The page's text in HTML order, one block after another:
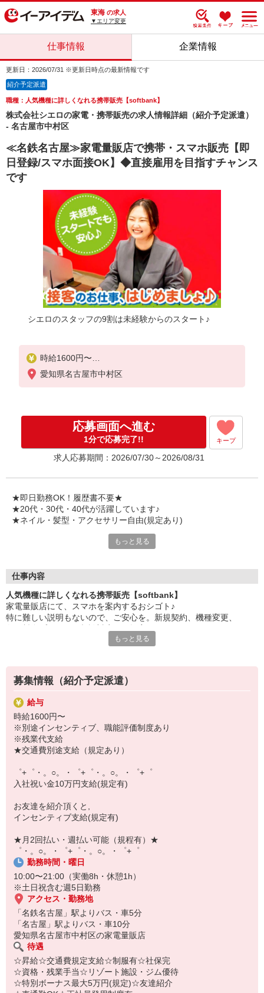
東海 の求人
▼エリア変更
仕事情報 企業情報
更新日：2026/07/31 ※更新日時点の最新情報です
紹介予定派遣
職種：人気機種に詳しくなれる携帯販売【softbank】
株式会社シエロの家電・携帯販売の求人情報詳細（紹介予定派遣）
- 名古屋市中村区
≪名鉄名古屋≫家電量販店で携帯・スマホ販売【即
日登録/スマホ面接OK】◆直接雇用を目指すチャンス
です
シエロのスタッフの9割は未経験からのスタート♪
時給1600円〜
※別途インセンティブ、職能評価制度あり
※残業代支給
゜+゜・。○。・゜+゜・。○。・゜+゜
入社祝い金10万円支給(規定有)
お友達を紹介頂くと,
インセンティブ支給(規定有)
★月2回払い・週払い可能（規程有）★
゜・。○。・゜+゜・。○。・゜+゜
愛知県名古屋市中村区
応募画面へ進む
1分で応募完了!! キープ
求人応募期間：2026/07/30～2026/08/31
★即日勤務OK！履歴書不要★
★20代・30代・40代が活躍しています♪
★ネイル・髪型・アクセサリー自由(規定あり)
シエロのスタッフは9割が未経験スタート。
ずっと先まで役に立ちます！
丁寧な研修もあるので、
みなさんから働きやすいと好評です♪
最新アプリ事情やお得なプラン、
スマホの裏ワザを学べるチャンス♪
￣￣￣￣￣￣￣￣￣￣￣
▼オフィスワーク
事務、経理、データ入力、コールセンター、受付
▼工場・製造・軽作業系
機械/食品製造・梱包・仕分け・加工・組立・検査
▼美容系
眉毛サロンのアイブロウ・ネイリスト・エステ
▼営業・販売
法人営業・アパレル販売・個別指導塾・人材紹介
▼人気案件も多数♪
短期・期間限定・オープニング・官公庁案件
上場/優良/大手企業など
【スマホ面接実施中】
￣￣￣￣￣￣￣￣￣
自宅に居ながらスマホでカンタン面接OK！
オンライン面談なのでスピード対応。
もっと見る
仕事内容
人気機種に詳しくなれる携帯販売【softbank】
家電量販店にて、スマホを案内するおシゴト♪
特に難しい説明もないので、ご安心を。新規契約、機種変更、
満足度◎
■携帯やインターネット販売業務
docomo(ドコモ)/au(エーユー)・KDDI/softbank(ソフトバンク)など
の大手キャリアから
ワイモバイル(Y!mobille)、楽天モバイル、UQなど格安スマホまで幅
広く紹介可能♪
人気のApple（アップル）店舗もございます！
もっと見る
募集情報（紹介予定派遣）
給与
時給1600円〜
※別途インセンティブ、職能評価制度あり
※残業代支給
★交通費別途支給（規定あり）
゜+゜・。○。・゜+゜・。○。・゜+゜
入社祝い金10万円支給(規定有)
お友達を紹介頂くと,
インセンティブ支給(規定有)
★月2回払い・週払い可能（規程有）★
゜・。○。・゜+゜・。○。・゜+゜
勤務時間・曜日
10:00〜21:00（実働8h・休憩1h）
※土日祝含む週5日勤務
アクセス・勤務地
「名鉄名古屋」駅よりバス・車5分
「名古屋」駅よりバス・車10分
愛知県名古屋市中村区の家電量販店
待遇
☆昇給☆交通費規定支給☆制服有☆社保完
☆資格・残業手当☆リゾート施設・ジム優待
☆特別ボーナス最大5万円(規定)☆友達紹介